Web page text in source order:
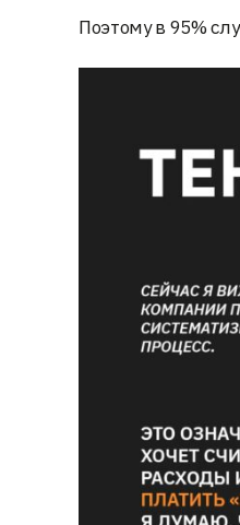
Поэтому в 95%